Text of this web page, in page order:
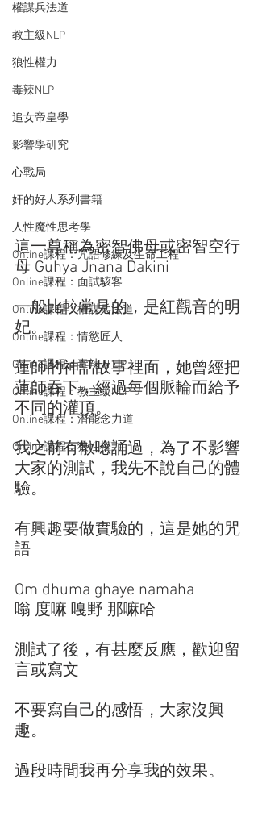
權謀兵法道
教主級NLP
狼性權力
毒辣NLP
追女帝皇學
影響學研究
心戰局
奸的好人系列書籍
人性魔性思考學
Online課程：咒語修練及生命工程
Online課程：面試駭客
Online課程：權謀兵法道
Online課程：情慾匠人
Online課程：毒辣 N L P
Online課程：教主級NLP
Online課程：潛能念力道
Online課程：狼性權力
這一尊稱為密智佛母或密智空行
母 Guhya Jnana Dakini
一般比較常見的，是紅觀音的明
妃。
蓮師的神話故事裡面，她曾經把
蓮師吞下，經過每個脈輪而給予
不同的灌頂。
我之前有散唸誦過，為了不影響
大家的測試，我先不說自己的體
驗。
有興趣要做實驗的，這是她的咒
語
Om dhuma ghaye namaha
嗡 度嘛 嘎野 那嘛哈
測試了後，有甚麼反應，歡迎留
言或寫文
不要寫自己的感悟，大家沒興
趣。
過段時間我再分享我的效果。